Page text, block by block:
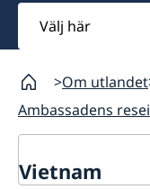
Välj
här
Om utlandet
Ambassadens
Vietnam